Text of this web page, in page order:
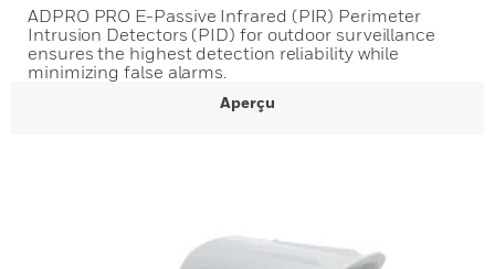
ADPRO PRO E-Passive Infrared (PIR) Perimeter
Intrusion Detectors (PID) for outdoor surveillance
ensures the highest detection reliability while
minimizing false alarms.
Aperçu